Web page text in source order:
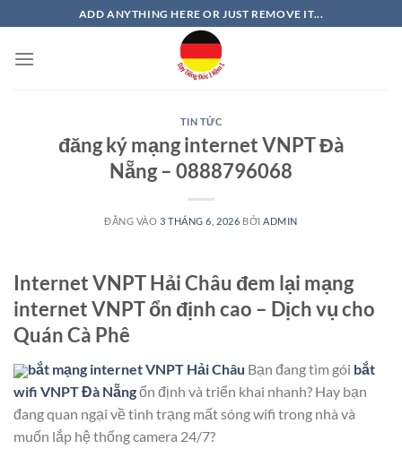
qua
nội
ADD ANYTHING HERE OR JUST REMOVE IT...
TIN TỨC
đăng ký mạng internet VNPT Đà
Nẵng – 0888796068
ĐĂNG VÀO 3 THÁNG 6, 2026 BỞI ADMIN
Internet VNPT Hải Châu đem lại mạng
internet VNPT ổn định cao – Dịch vụ cho
Quán Cà Phê
bắt mạng internet VNPT Hải Châu Bạn đang tìm gói bắt
wifi VNPT Đà Nẵngổn định và triển khai nhanh? Hay bạn
đang quan ngại về tình trạng mất sóng wifi trong nhà và
muốn lắp hệ thống camera 24/7?